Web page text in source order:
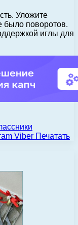
Уложите
было поворотов.
иглы для
Viber Печатать